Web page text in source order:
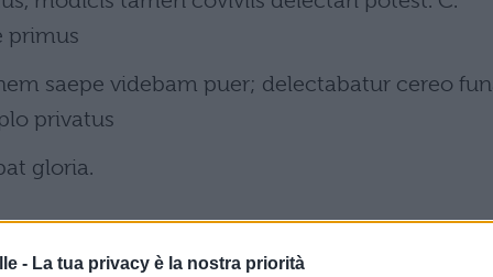
- La tua privacy è la nostra priorità
primus
saepe videbam puer; delectabatur cereo
privatus
gloria.